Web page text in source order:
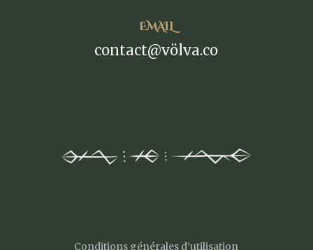
EMAIL
contact@völva.co
Conditions générales d’utilisation